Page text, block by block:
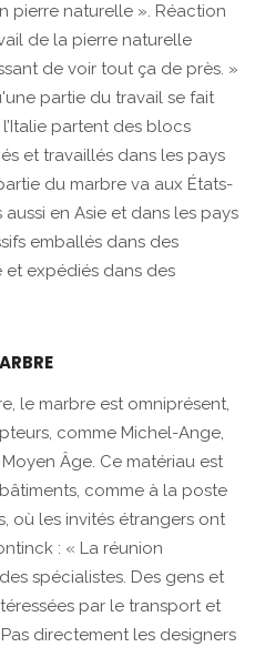
pierre naturelle ». Réaction
de la pierre naturelle
de voir tout ça de près. »
partie du travail se fait
partent des blocs
et travaillés dans les pays
du marbre va aux États-
en Asie et dans les pays
emballés dans des
expédiés dans des
le marbre est omniprésent,
comme Michel-Ange,
Âge. Ce matériau est
comme à la poste
où les invités étrangers ont
: « La réunion
spécialistes. Des gens et
par le transport et
directement les designers